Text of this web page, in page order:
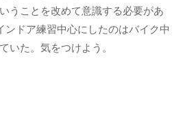
うことを改めて意識する必要があ
ドア練習中心にしたのはバイク中
いた。気をつけよう。